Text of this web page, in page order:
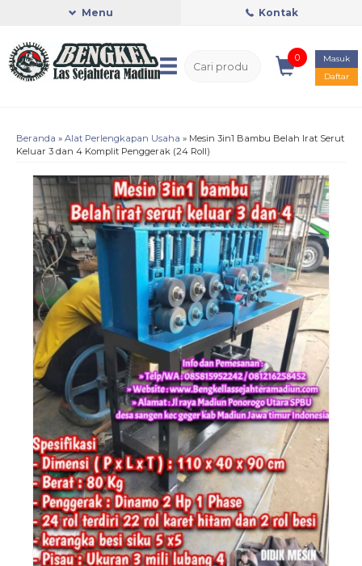
Menu Kontak
0
Masuk
Daftar
Beranda » Alat Perlengkapan Usaha » Mesin 3in1 Bambu Belah Irat Serut
Keluar 3 dan 4 Komplit Penggerak (24 Roll)